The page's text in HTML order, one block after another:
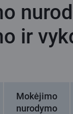
ir
Mokėjimo
nurodymo